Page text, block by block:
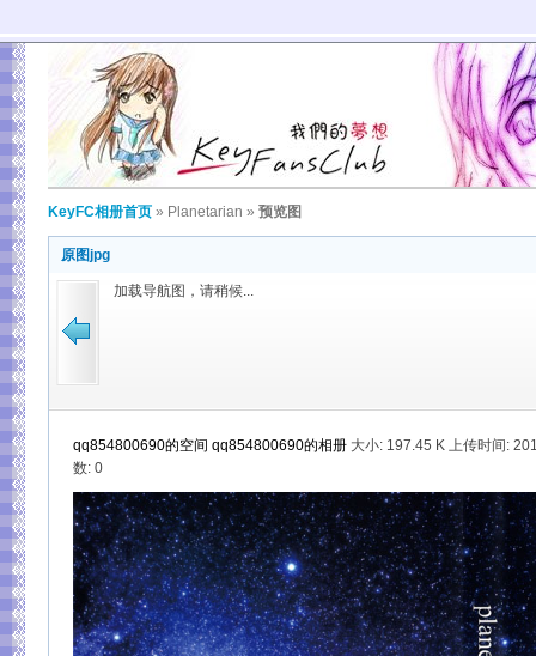
KeyFC相册首页 » Planetarian » 预览图
原图jpg
加载导航图，请稍候...
qq854800690的空间 qq854800690的相册 大小: 197.45 K 上传时间:
数: 0